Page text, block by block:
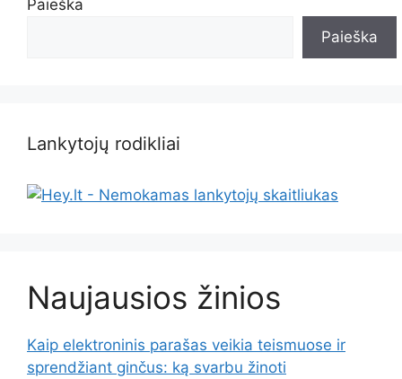
Paieška
Paieška
Lankytojų rodikliai
Naujausios žinios
Kaip elektroninis parašas veikia teismuose ir
sprendžiant ginčus: ką svarbu žinoti